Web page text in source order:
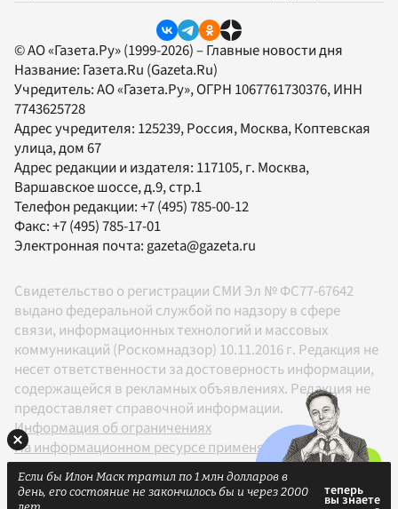
© АО «Газета.Ру» (1999-2026) – Главные новости дня
Название: Газета.Ru (Gazeta.Ru)
Учредитель:АО «Газета.Ру», ОГРН 1067761730376, ИНН
7743625728
Адрес учредителя: 125239, Россия, Москва, Коптевская
улица, дом 67
Адрес редакции и издателя: 117105, г. Москва,
Варшавское шоссе, д.9, стр.1
Телефон редакции:+7 (495) 785-00-12
Факс:+7 (495) 785-17-01
Электронная почта:gazeta@gazeta.ru
Свидетельство о регистрации СМИ Эл № ФС77-67642
выдано федеральной службой по надзору в сфере
связи, информационных технологий и массовых
коммуникаций (Роскомнадзор) 10.11.2016 г. Редакция не
несет ответственности за достоверность информации,
содержащейся в рекламных объявлениях. Редакция не
предоставляет справочной информации.
Информация об ограничениях
На информационном ресурсе применяются
рекомендательные технологии в соответствии с
Правилами
Если бы Илон Маск тратил по 1 млн долларов в
день, его состояние не закончилось бы и через 2000